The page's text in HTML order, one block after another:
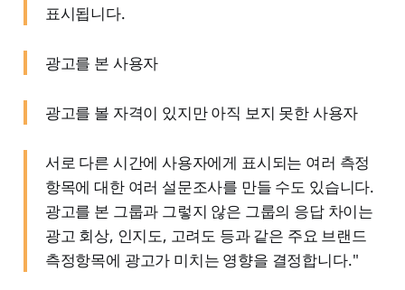
표시됩니다.
광고를 본 사용자
광고를 볼 자격이 있지만 아직 보지 못한 사용자
서로 다른 시간에 사용자에게 표시되는 여러 측정
항목에 대한 여러 설문조사를 만들 수도 있습니다.
광고를 본 그룹과 그렇지 않은 그룹의 응답 차이는
광고 회상, 인지도, 고려도 등과 같은 주요 브랜드
측정항목에 광고가 미치는 영향을 결정합니다."